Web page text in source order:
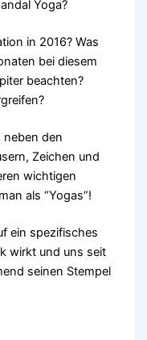
Yoga?
in 2016? Was
bei diesem
beachten?
neben den
Zeichen und
wichtigen
als “Yogas”!
ein spezifisches
wirkt und uns seit
seinen Stempel